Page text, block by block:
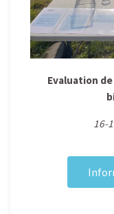
Evaluation
16-